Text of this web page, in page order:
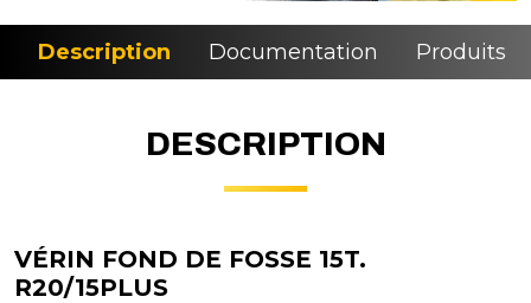
Description Documentation Produits
DESCRIPTION
VÉRIN FOND DE FOSSE 15T.
R20/15PLUS